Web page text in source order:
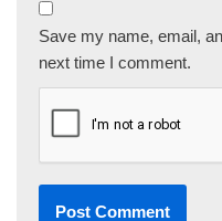
Save my name, email,
next time I comment.